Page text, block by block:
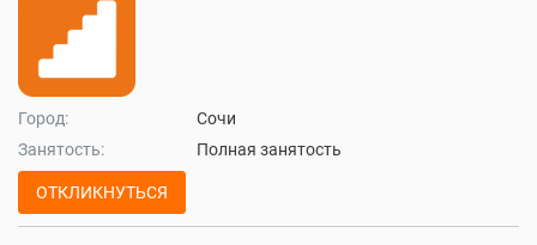
Город:
Сочи
Занятость:
Полная занятость
ОТКЛИКНУТЬСЯ